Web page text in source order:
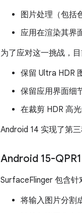
图片处理（包括
应用在渲染其界
为了应对这一挑战，
保留 Ultra HDR
保留应用界面细
在裁剪 HDR 高
Android 14 实现了第
Android 15-QPR1
SurfaceFlinger 包含针
将输入图片分割